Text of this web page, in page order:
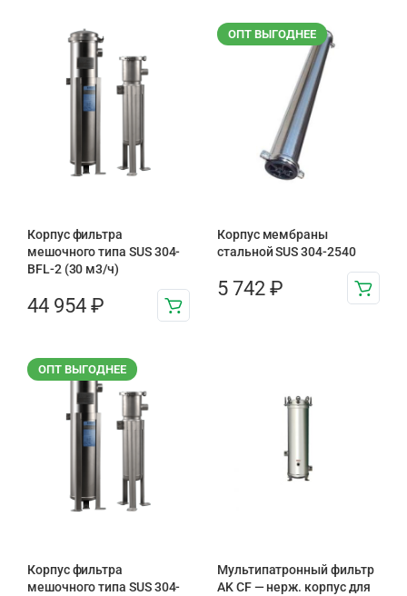
Корпус фильтра
мешочного типа SUS 304-
BFL-2 (30 м3/ч)
44 954 ₽
ОПТ ВЫГОДНЕЕ
Корпус мембраны
стальной SUS 304-2540
5 742 ₽
ОПТ ВЫГОДНЕЕ
Корпус фильтра
мешочного типа SUS 304-
Мультипатронный фильтр
AK CF — нерж. корпус для